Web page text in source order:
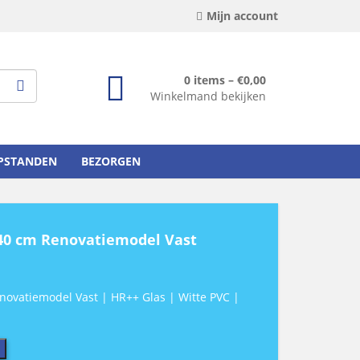
Mijn account
0 items – €0,00
Winkelmand bekijken
BEZORGEN
cm Renovatiemodel Vast
Vast | HR++ Glas | Witte PVC |